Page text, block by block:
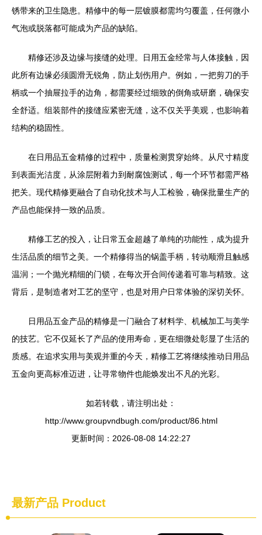
锈带来的卫生隐患。精修中的每一层镀膜都需均匀覆盖，任何微小
气泡或脱落都可能成为产品的缺陷。
精修还涉及边缘与接缝的处理。日用五金经常与人体接触，因
此所有边缘必须圆滑无锐角，防止划伤用户。例如，一把剪刀的手
柄或一个抽屉拉手的边角，都需要经过细致的倒角或研磨，确保安
全舒适。组装部件的接缝应紧密无缝，这不仅关乎美观，也影响着
结构的稳固性。
在日用品五金精修的过程中，质量检测贯穿始终。从尺寸精度
到表面光洁度，从涂层附着力到耐腐蚀测试，每一个环节都需严格
把关。现代精修更融合了自动化技术与人工检验，确保批量生产的
产品也能保持一致的品质。
精修工艺的投入，让日常五金超越了单纯的功能性，成为提升
生活品质的细节之美。一个精修得当的锅盖手柄，转动顺滑且触感
温润；一个抛光精细的门锁，在每次开合间传递着可靠与精致。这
背后，是制造者对工艺的坚守，也是对用户日常体验的深切关怀。
日用品五金产品的精修是一门融合了材料学、机械加工与美学
的技艺。它不仅延长了产品的使用寿命，更在细微处彰显了生活的
质感。在追求实用与美观并重的今天，精修工艺将继续推动日用品
五金向更高标准迈进，让寻常物件也能焕发出不凡的光彩。
如若转载，请注明出处：
http://www.groupvndbugh.com/product/86.html
更新时间：2026-08-08 14:22:27
最新产品 Product